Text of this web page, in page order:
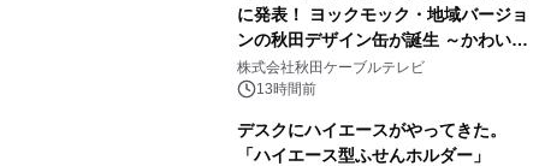
に発表！ ヨックモック・地域バージョ
ンの秋田デザイン缶が誕生 ～かわいい
秋田犬の子犬と秋田の四季と名所を巡
るパッケージ～ 9月1日(火)秋田県内で
株式会社秋田ケーブルテレビ
13時間前
デスクにハイエースがやってきた。
「ハイエース型ふせんホルダー」